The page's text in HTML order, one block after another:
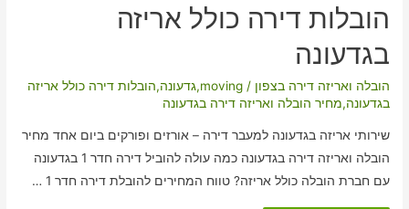
הובלות דירה כולל אריזה
בגדעונה
הובלה ואריזה דירה בצפון /
moving
,גדעונה,הובלות דירה כולל אריזה
בגדעונה,מחיר הובלה ואריזה דירה בגדעונה
שירותי אריזה בגדעונה למעבר דירה – אורזים ופורקים ביום אחד מחיר
הובלה ואריזה דירה בגדעונה כמה עולה להוביל דירה חדר 1 בגדעונה
עם חברת הובלה כולל אריזה? טווח המחירים להובלת דירה חדר 1 …